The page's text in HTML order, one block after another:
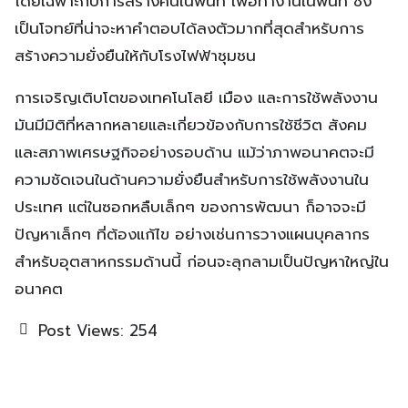
เป็นโจทย์ที่น่าจะหาคำตอบได้ลงตัวมากที่สุดสำหรับการ
สร้างความยั่งยืนให้กับโรงไฟฟ้าชุมชน
การเจริญเติบโตของเทคโนโลยี เมือง และการใช้พลังงาน
มันมีมิติที่หลากหลายและเกี่ยวข้องกับการใช้ชีวิต สังคม
และสภาพเศรษฐกิจอย่างรอบด้าน แม้ว่าภาพอนาคตจะมี
ความชัดเจนในด้านความยั่งยืนสำหรับการใช้พลังงานใน
ประเทศ แต่ในซอกหลืบเล็กๆ ของการพัฒนา ก็อาจจะมี
ปัญหาเล็กๆ ที่ต้องแก้ไข อย่างเช่นการวางแผนบุคลากร
สำหรับอุตสาหกรรมด้านนี้ ก่อนจะลุกลามเป็นปัญหาใหญ่ใน
อนาคต
Post Views: 254